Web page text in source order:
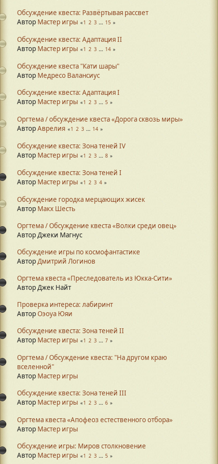
Обсуждение квеста: Развёртывая рассвет
Автор Мастер игры 1 2 3 ... 15
Обсуждение квеста: Адаптация II
Автор Мастер игры 1 2 3 ... 14
Обсуждение квеста "Кати шары"
Автор Медресо Валансиус
Обсуждение квеста: Адаптация I
Автор Мастер игры 1 2 3 ... 5
Оргтема / обсуждение квеста «Дорога сквозь миры»
АвторАврелия 1 2 3 ... 14
Обсуждение квеста: Зона теней IV
Автор Мастер игры 1 2 3 ... 8
Обсуждение квеста: Зона теней I
Автор Мастер игры 1 2 3 4
Обсуждение городка мерцающих жисек
Автор Макх Шесть
Оргтема / Обсуждение квеста «Волки среди овец»
Автор Джеки Магнус
Обсуждение игры по космофантастике
АвторДмитрий Логинов
Оргтема квеста «Преследователь из Юкка-Сити»
Автор Джек Найт
Проверка интереса: лабиринт
АвторОэоуа Юяи
Обсуждение квеста: Зона теней II
Автор Мастер игры 1 2 3 ... 7
Оргтема / Обсуждение квеста: "На другом краю
вселенной"
Автор Мастер игры
Обсуждение квеста: Зона теней III
Автор Мастер игры 1 2 3 ... 6
Оргтема квеста «Апофеоз естественного отбора»
Автор Мастер игры
Обсуждение игры: Миров столкновение
Автор Мастер игры 1 2 3 ... 5